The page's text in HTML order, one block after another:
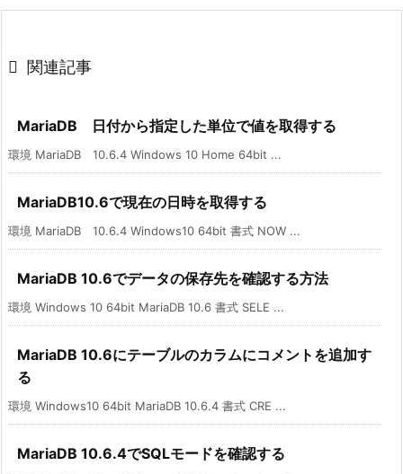
 関連記事
MariaDB 日付から指定した単位で値を取得する
環境 MariaDB 10.6.4 Windows 10 Home 64bit ...
MariaDB10.6で現在の日時を取得する
環境 MariaDB 10.6.4 Windows10 64bit 書式 NOW ...
MariaDB 10.6でデータの保存先を確認する方法
環境 Windows 10 64bit MariaDB 10.6 書式 SELE ...
MariaDB 10.6にテーブルのカラムにコメントを追加す
る
環境 Windows10 64bit MariaDB 10.6.4 書式 CRE ...
MariaDB 10.6.4でSQLモードを確認する